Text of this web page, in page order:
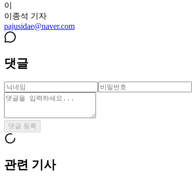
이
이종석 기자
pajusidae@naver.com
댓글
댓글 등록
관련 기사